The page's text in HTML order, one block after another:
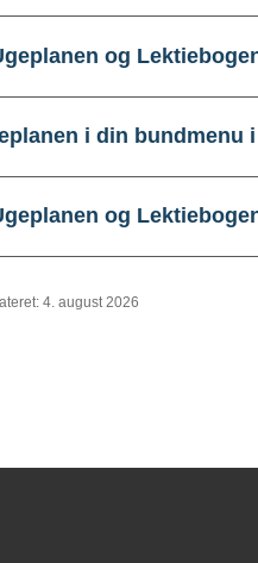
og
i din bundmenu
og
4. august 2026